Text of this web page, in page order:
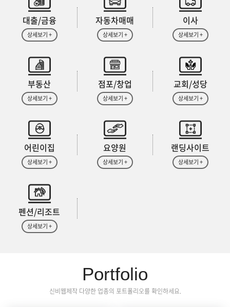
대출/금융
상세보기 +
자동차매매
상세보기 +
이사
상세보기 +
부동산
상세보기 +
점포/창업
상세보기 +
교회/성당
상세보기 +
어린이집
상세보기 +
요양원
상세보기 +
랜딩사이트
상세보기 +
펜션/리조트
상세보기 +
Portfolio
신비웹제작 다양한 업종의 포트폴리오를 확인하세요.